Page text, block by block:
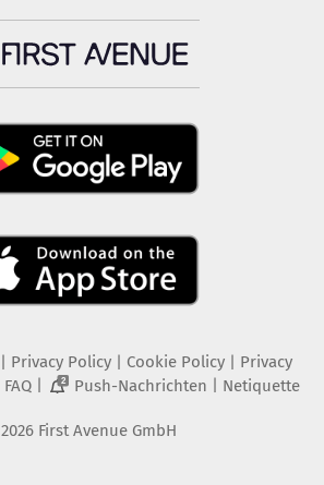
Privacy Policy| Cookie Policy| Privacy
FAQ| 2 Push-Nachrichten Netiquette
2026 First Avenue GmbH